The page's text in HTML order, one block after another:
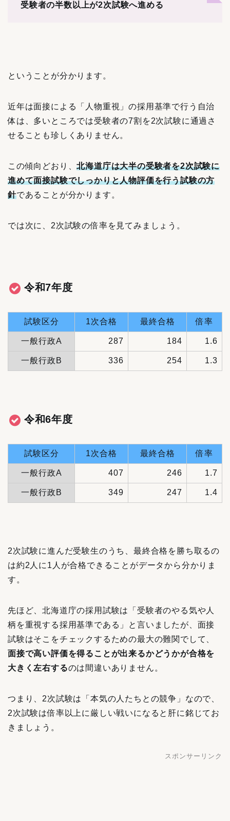
受験者の半数以上が2次試験へ進める
ということが分かります。
近年は面接による「人物重視」の採用基準で行う自治
体は、多いところでは受験者の7割を2次試験に通過さ
せることも珍しくありません。
この傾向どおり、北海道庁は大半の受験者を2次試験に
進めて面接試験でしっかりと人物評価を行う試験の方
針であることが分かります。
では次に、2次試験の倍率を見てみましょう。
令和7年度
試験区分 1次合格 最終合格 倍率
一般行政A 287 184 1.6
一般行政B 336 254 1.3
令和6年度
試験区分 1次合格 最終合格 倍率
一般行政A 407 246 1.7
一般行政B 349 247 1.4
2次試験に進んだ受験生のうち、最終合格を勝ち取るの
は約2人に1人が合格できることがデータから分かりま
す。
先ほど、北海道庁の採用試験は「受験者のやる気や人
柄を重視する採用基準である」と言いましたが、面接
試験はそこをチェックするための最大の難関でして、
面接で高い評価を得ることが出来るかどうかが合格を
大きく左右するのは間違いありません。
つまり、2次試験は「本気の人たちとの競争」なので、
2次試験は倍率以上に厳しい戦いになると肝に銘じてお
きましょう。
スポンサーリンク